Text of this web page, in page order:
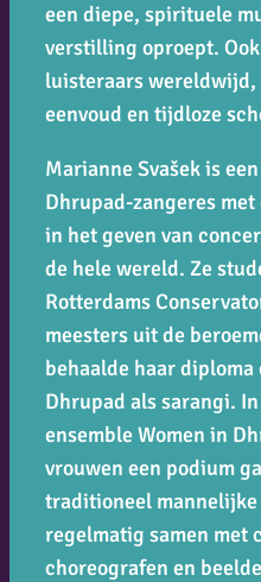
een diepe, spirituele
verstilling oproept.
luisteraars
eenvoud en tijdloze
Marianne Svašek is
Dhrupad-zangeres
in het geven van
de hele wereld. Ze
Rotterdams
meesters uit de
behaalde haar
Dhrupad als sarangi.
ensembleWomen in
vrouwen een podium
traditioneel
regelmatig samen met
choreografen en